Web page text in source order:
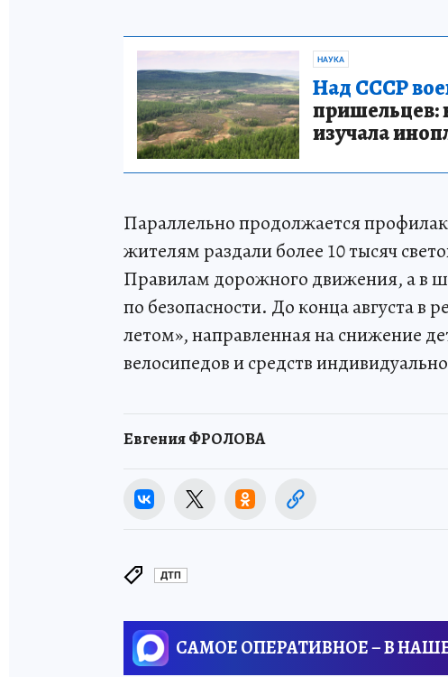
НАУКА
Над СССР
пришельцев:
изучала
Параллельно продолжается
жителям раздали более 10 тысяч
Правилам дорожного движения, а в
по безопасности. До конца августа в
летом», направленная на снижение
велосипедов и средств
Евгения ФРОЛОВА
ДТП
САМОЕ ОПЕРАТИВНОЕ – В